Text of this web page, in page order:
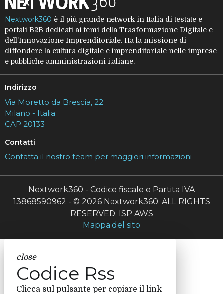
Nextwork360 è il più grande network in Italia di testate e
portali B2B dedicati ai temi della Trasformazione Digitale e
dell’Innovazione Imprenditoriale. Ha la missione di
diffondere la cultura digitale e imprenditoriale nelle imprese
e pubbliche amministrazioni italiane.
Indirizzo
Via Moretto da Brescia, 22
Milano - Italia
CAP 20133
Contatti
Contatta il nostro team per maggiori informazioni
Nextwork360 - Codice fiscale e Partita IVA
13868590962 - © 2026 Nextwork360. ALL RIGHTS
RESERVED. ISP AWS
Mappa del sito
close
Codice Rss
Clicca sul pulsante per copiare il link